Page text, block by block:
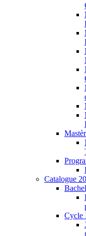
Catalogue
Cycle